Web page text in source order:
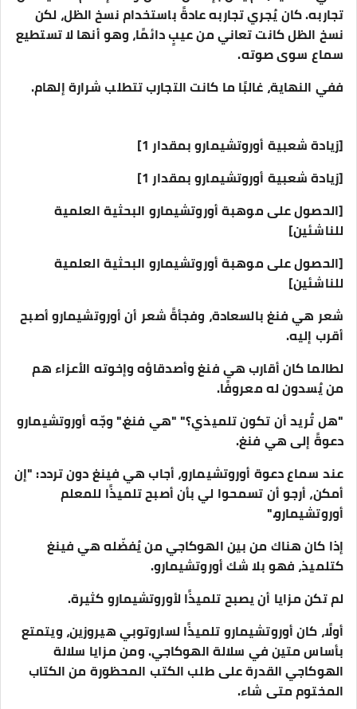
تجاربه. كان يُجري تجاربه عادةً باستخدام نسخ الظل، لكن
نسخ الظل كانت تعاني من عيبٍ دائمًا، وهو أنها لا تستطيع
سماع سوى صوته.
ففي النهاية، غالبًا ما كانت التجارب تتطلب شرارة إلهام.
[زيادة شعبية أوروتشيمارو بمقدار 1]
[زيادة شعبية أوروتشيمارو بمقدار 1]
[الحصول على موهبة أوروتشيمارو البحثية العلمية
للناشئين]
[الحصول على موهبة أوروتشيمارو البحثية العلمية
للناشئين]
شعر هي فنغ بالسعادة، وفجأةً شعر أن أوروتشيمارو أصبح
أقرب إليه.
لطالما كان أقارب هي فنغ وأصدقاؤه وإخوته الأعزاء هم
من يُسدون له معروفًا.
"هل تُريد أن تكون تلميذي؟" "هي فنغ." وجّه أوروتشيمارو
دعوةً إلى هي فنغ.
عند سماع دعوة أوروتشيمارو، أجاب هي فينغ دون تردد: "إن
أمكن، أرجو أن تسمحوا لي بأن أصبح تلميذًا للمعلم
أوروتشيمارو."
إذا كان هناك من بين الهوكاجي من يُفضّله هي فينغ
كتلميذ، فهو بلا شك أوروتشيمارو.
لم تكن مزايا أن يصبح تلميذًا لأوروتشيمارو كثيرة.
أولًا، كان أوروتشيمارو تلميذًا لساروتوبي هيروزين، ويتمتع
بأساس متين في سلالة الهوكاجي. ومن مزايا سلالة
الهوكاجي القدرة على طلب الكتب المحظورة من الكتاب
المختوم متى شاء.